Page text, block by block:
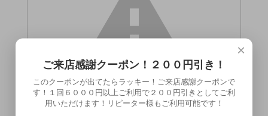
×
ご来店感謝クーポン！２００円引き！
このクーポンが出てたらラッキー！ご来店感謝クーポンで
す！１回６０００円以上ご利用で２００円引きとしてご利
用いただけます！リピーター様もご利用可能です！